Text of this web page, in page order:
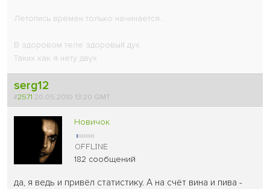
Летопись времен только начинается...
В здоровом теле здоровый дух
Таких как я нету двух
serg12
#2571 20.05.2010 13:20 GMT
Новичок
182 сообщений
да, я ведь и привёл статистику. А на счёт вина и пива -